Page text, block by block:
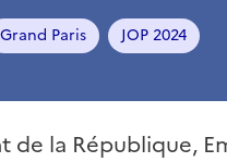
Grand Paris JOP 2024
de la République,